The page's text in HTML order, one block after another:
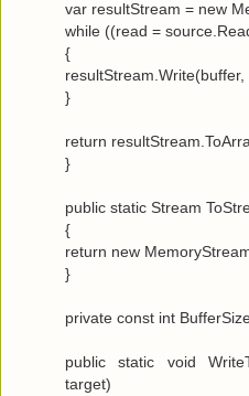
var resultStream = new
while ((read =
{
resultStream.Write(buffer,
}
return
}
public static Stream
{
return new
}
private const int
public static void
target)